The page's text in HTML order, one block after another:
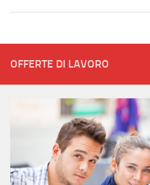
OFFERTE DI LAVORO